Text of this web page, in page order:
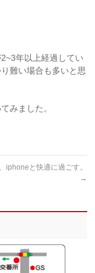
年以上経過してい
難い場合も多いと思
みました。
iphoneと快適に過ごす。
→